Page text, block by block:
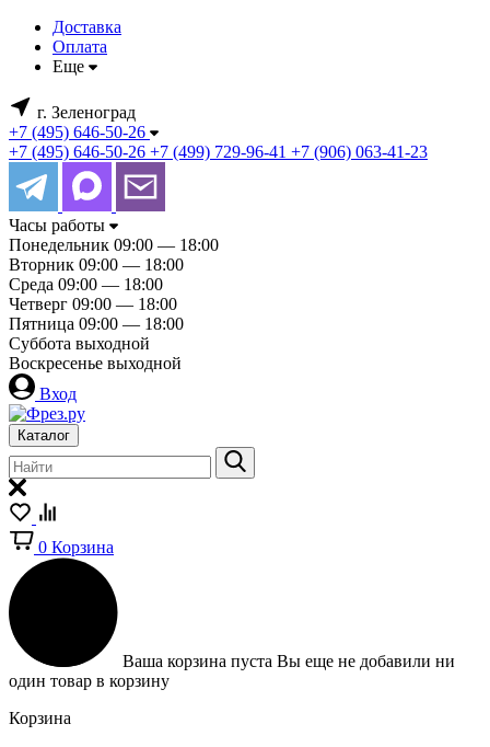
Доставка
Оплата
Еще
г. Зеленоград
+7 (495) 646-50-26
+7 (495) 646-50-26 +7 (499) 729-96-41 +7 (906) 063-41-23
Часы работы
Понедельник 09:00 — 18:00
Вторник 09:00 — 18:00
Среда 09:00 — 18:00
Четверг 09:00 — 18:00
Пятница 09:00 — 18:00
Суббота выходной
Воскресенье выходной
Вход
Каталог
0 Корзина
Ваша корзина пуста Вы еще не добавили ни
один товар в корзину
Корзина